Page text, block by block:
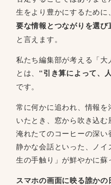
生をより豊かにするために、
要な情報とつながりを選
と言えます。
私たち編集部が考える「大
とは、 “引き算によって、
です。
常に何かに追われ、情報
いたとき、窓から吹き込む
淹れたてのコーヒーの深
静かな会話といった、ノイ
生の手触り」が鮮やかに蘇
スマホの画面に映る誰か